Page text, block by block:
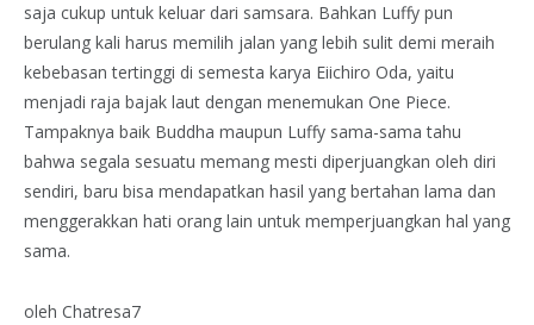
saja cukup untuk keluar dari samsara. Bahkan Luffy pun
berulang kali harus memilih jalan yang lebih sulit demi meraih
kebebasan tertinggi di semesta karya Eiichiro Oda, yaitu
menjadi raja bajak laut dengan menemukan One Piece.
Tampaknya baik Buddha maupun Luffy sama-sama tahu
bahwa segala sesuatu memang mesti diperjuangkan oleh diri
sendiri, baru bisa mendapatkan hasil yang bertahan lama dan
menggerakkan hati orang lain untuk memperjuangkan hal yang
sama.
oleh Chatresa7